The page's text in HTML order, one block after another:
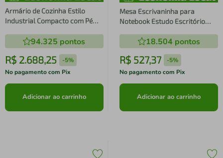
Armário de Cozinha Estilo
Industrial Compacto com Pé
150x39x179cm Placa e Ponto
94.325 pontos
R$ 2.688,25 -5%
No pagamento com Pix
Adicionar ao carrinho
Mesa Escrivaninha para
Notebook Estudo Escritório
Industrial Placa e Ponto
18.504 pontos
R$ 527,37 -5%
No pagamento com Pix
Adicionar ao carrinho